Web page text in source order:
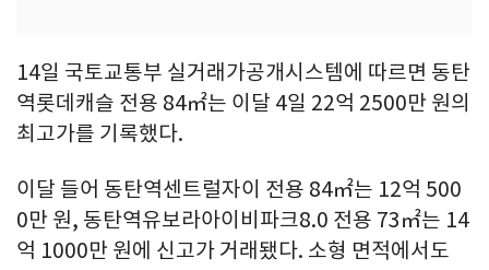
14일 국토교통부 실거래가공개시스템에 따르면 동탄
역롯데캐슬 전용 84㎡는 이달 4일 22억 2500만 원의
최고가를 기록했다.
이달 들어 동탄역센트럴자이 전용 84㎡는 12억 500
0만 원, 동탄역유보라아이비파크8.0 전용 73㎡는 14
억 1000만 원에 신고가 거래됐다. 소형 면적에서도